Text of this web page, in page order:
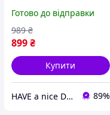
Готово до відправки
899 ₴
989 ₴
Купити
HAVE a nice DAY 89%